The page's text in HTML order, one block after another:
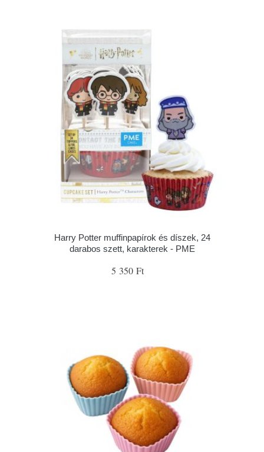
Harry Potter muffinpapírok és díszek, 24
darabos szett, karakterek - PME
5 350 Ft